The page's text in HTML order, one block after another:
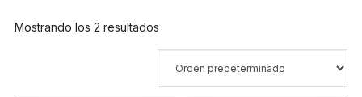
Mostrando los 2 resultados